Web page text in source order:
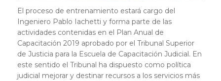
El proceso de entrenamiento estará cargo del
Ingeniero Pablo Iachetti y forma parte de las
actividades contenidas en el Plan Anual de
Capacitación 2019 aprobado por el Tribunal Superior
de Justicia para la Escuela de Capacitación Judicial. En
este sentido el Tribunal ha dispuesto como política
judicial mejorar y destinar recursos a los servicios más